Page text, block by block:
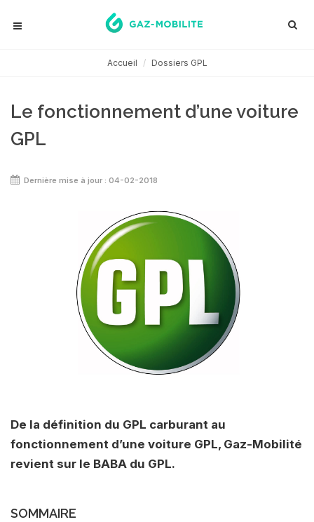
Accueil Dossiers GPL
Le fonctionnement d’une voiture
GPL
Dernière mise à jour : 04-02-2018
De la définition du GPL carburant au
fonctionnement d’une voiture GPL, Gaz-Mobilité
revient sur le BABA du GPL.
SOMMAIRE